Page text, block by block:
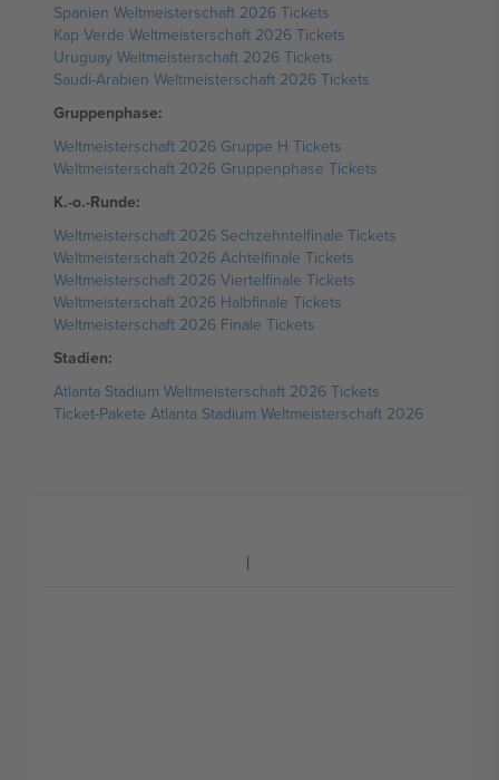
Spanien Weltmeisterschaft 2026 Tickets
Kap Verde Weltmeisterschaft 2026 Tickets
Uruguay Weltmeisterschaft 2026 Tickets
Saudi-Arabien Weltmeisterschaft 2026 Tickets
Gruppenphase:
Weltmeisterschaft 2026 Gruppe H Tickets
Weltmeisterschaft 2026 Gruppenphase Tickets
K.-o.-Runde:
Weltmeisterschaft 2026 Sechzehntelfinale Tickets
Weltmeisterschaft 2026 Achtelfinale Tickets
Weltmeisterschaft 2026 Viertelfinale Tickets
Weltmeisterschaft 2026 Halbfinale Tickets
Weltmeisterschaft 2026 Finale Tickets
Stadien:
Atlanta Stadium Weltmeisterschaft 2026 Tickets
Ticket-Pakete Atlanta Stadium Weltmeisterschaft 2026